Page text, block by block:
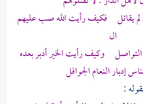
لم يقاتل فكيف رأيت الله صب عليهم
ال
وكيف رأيت الخير أدبر بعده
إدبار النعام الجوافل
: